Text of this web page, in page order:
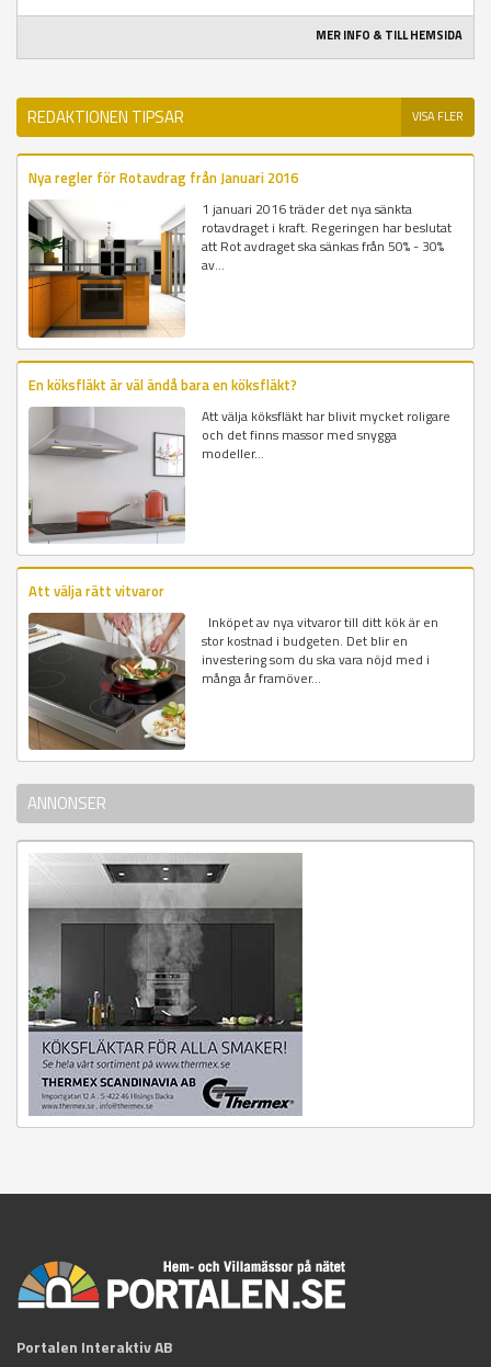
MER INFO & TILL HEMSIDA
REDAKTIONEN TIPSAR VISA FLER
Nya regler för Rotavdrag från Januari 2016
1 januari 2016 träder det nya sänkta
rotavdraget i kraft. Regeringen har beslutat
att Rot avdraget ska sänkas från 50% - 30%
av...
En köksfläkt är väl ändå bara en köksfläkt?
Att välja köksfläkt har blivit mycket roligare
och det finns massor med snygga
modeller...
Att välja rätt vitvaror
Inköpet av nya vitvaror till ditt kök är en
stor kostnad i budgeten. Det blir en
investering som du ska vara nöjd med i
många år framöver...
ANNONSER
Portalen Interaktiv AB